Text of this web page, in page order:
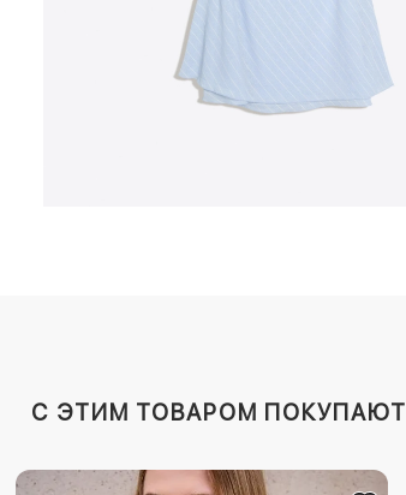
C ЭТИМ ТОВАРОМ ПОКУПАЮТ